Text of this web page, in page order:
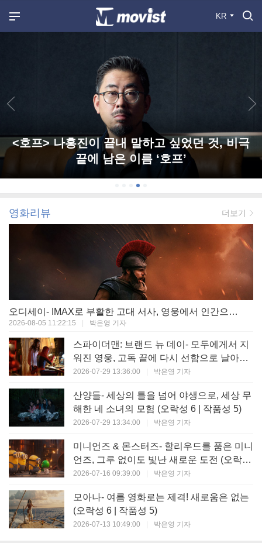
KR
<호프> 나홍진이 끝내 말하고 싶었던 것, 비극
끝에 남은 이름 ‘호프’
영화리뷰 더보기
오디세이- IMAX로 부활한 고대 서사, 영웅에서 인간으로의 귀환 (오락성 9 | 작품성 9)
2026-08-05 11:22:15 박은영 기자
스파이더맨: 브랜드 뉴 데이- 모두에게서 지
워진 영웅, 고독 끝에 다시 선함으로 날아오
르다 (오락성 8 | 작품성 8)
2026-07-29 13:36:00 박은영 기자
산양들- 세상의 틀을 넘어 야생으로, 세상 무
해한 네 소녀의 모험 (오락성 6 | 작품성 5)
2026-07-29 13:34:00 박은영 기자
미니언즈 & 몬스터즈- 할리우드를 품은 미니
언즈, 그루 없이도 빛난 새로운 도전 (오락성
7 | 작품성 6)
2026-07-16 09:39:00 박은영 기자
모아나- 여름 영화로는 제격! 새로움은 없는
(오락성 6 | 작품성 5)
2026-07-13 10:49:00 박은영 기자